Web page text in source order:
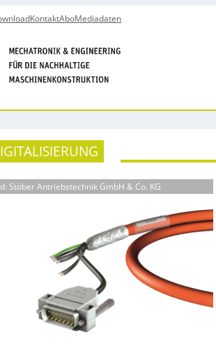
KontaktAboMediadaten
Stöber Antriebstechnik GmbH & Co. KG